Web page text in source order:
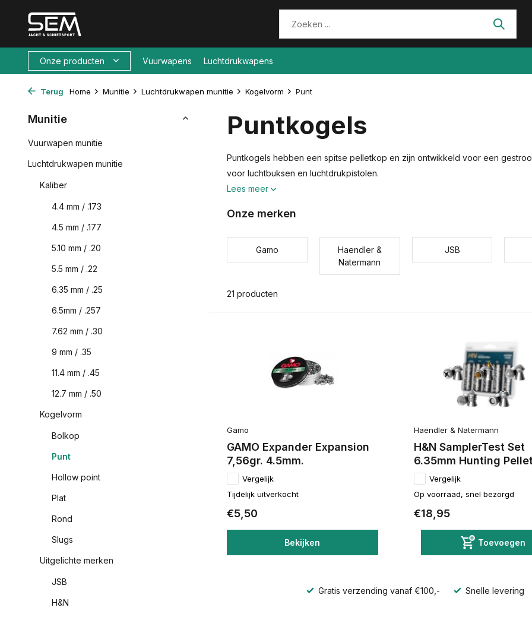
Onze producten Vuurwapens Luchtdrukwapens
Terug Home Munitie Luchtdrukwapen munitie Kogelvorm Punt
Munitie
Vuurwapen munitie
Luchtdrukwapen munitie
Kaliber
4.4 mm / .173
4.5 mm / .177
5.10 mm / .20
5.5 mm / .22
6.35 mm / .25
6.5mm / .257
7.62 mm / .30
9 mm / .35
11.4 mm / .45
12.7 mm / .50
Kogelvorm
Bolkop
Punt
Hollow point
Plat
Rond
Slugs
Uitgelichte merken
JSB
H&N
Puntkogels
Puntkogels hebben een spitse pelletkop en zijn ontwikkeld voor een
voor luchtbuksen en luchtdrukpistolen.
Lees meer
Onze merken
Gamo
Haendler &
Natermann
JSB
21 producten
Gamo
GAMO Expander Expansion
7,56gr. 4.5mm.
Vergelijk
Tijdelijk uitverkocht
€5,50
Bekijken
Haendler & Natermann
H&N SamplerTest Set
6.35mm Hunting
Vergelijk
Op voorraad, snel bezorgd
€18,95
Toevoegen
Gratis verzending vanaf €100,- Snelle levering